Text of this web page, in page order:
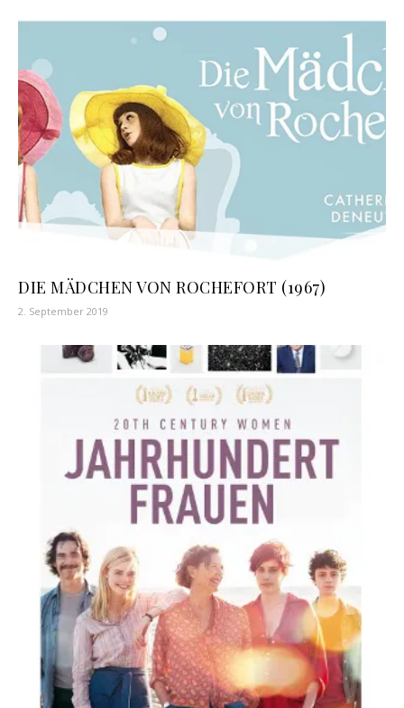
DIE MÄDCHEN VON ROCHEFORT (1967)
2. September 2019